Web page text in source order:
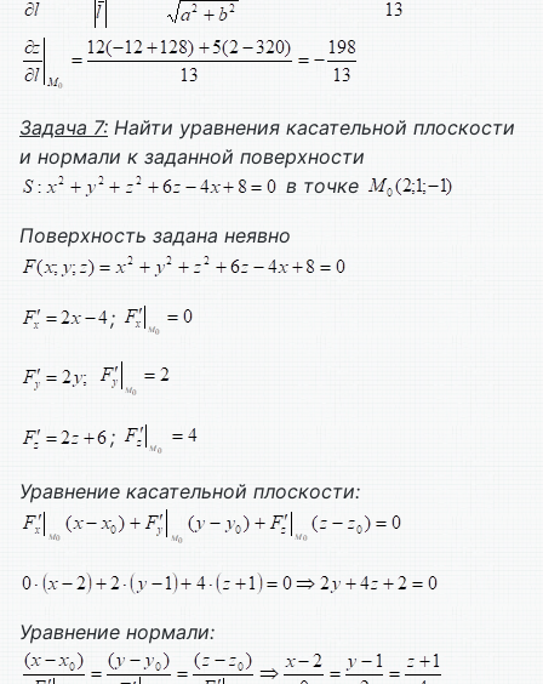
Задача 7: Найти уравнения касательной плоскости
и нормали к заданной поверхности
в точке
Поверхность задана неявно
;
;
Уравнение касательной плоскости:
Уравнение нормали: